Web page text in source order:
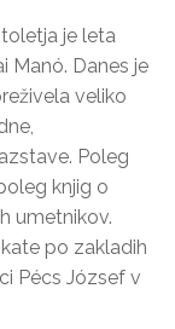
je leta
Manó. Danes je
veliko
Poleg
knjig o
umetnikov.
po zakladih
Pécs József v